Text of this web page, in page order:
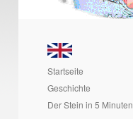
Startseite
Geschichte
Der Stein in 5 Minuten